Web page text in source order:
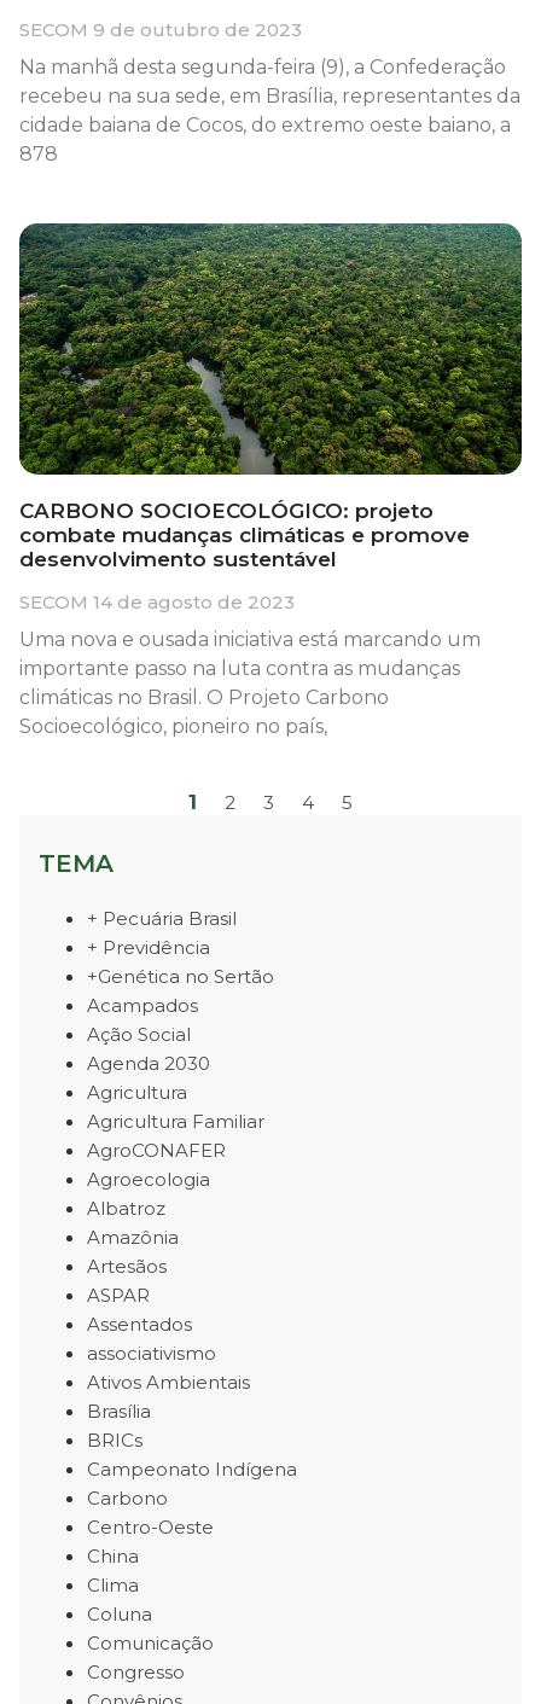
SECOM 9 de outubro de 2023
Na manhã desta segunda-feira (9), a Confederação
recebeu na sua sede, em Brasília, representantes da
cidade baiana de Cocos, do extremo oeste baiano, a
878
CARBONO SOCIOECOLÓGICO: projeto
combate mudanças climáticas e promove
desenvolvimento sustentável
SECOM 14 de agosto de 2023
Uma nova e ousada iniciativa está marcando um
importante passo na luta contra as mudanças
climáticas no Brasil. O Projeto Carbono
Socioecológico, pioneiro no país,
1 2 3 4 5
TEMA
+ Pecuária Brasil
+ Previdência
+Genética no Sertão
Acampados
Ação Social
Agenda 2030
Agricultura
Agricultura Familiar
AgroCONAFER
Agroecologia
Albatroz
Amazônia
Artesãos
ASPAR
Assentados
associativismo
Ativos Ambientais
Brasília
BRICs
Campeonato Indígena
Carbono
Centro-Oeste
China
Clima
Coluna
Comunicação
Congresso